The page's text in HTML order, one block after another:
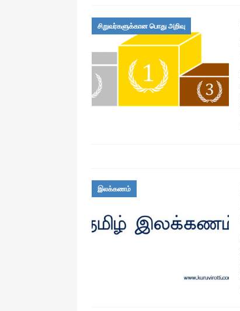
சிறுவர்களுக்கான பொது அறிவு
இலக்கணம்